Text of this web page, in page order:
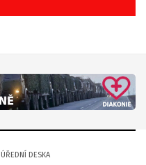
ÚŘEDNÍ DESKA